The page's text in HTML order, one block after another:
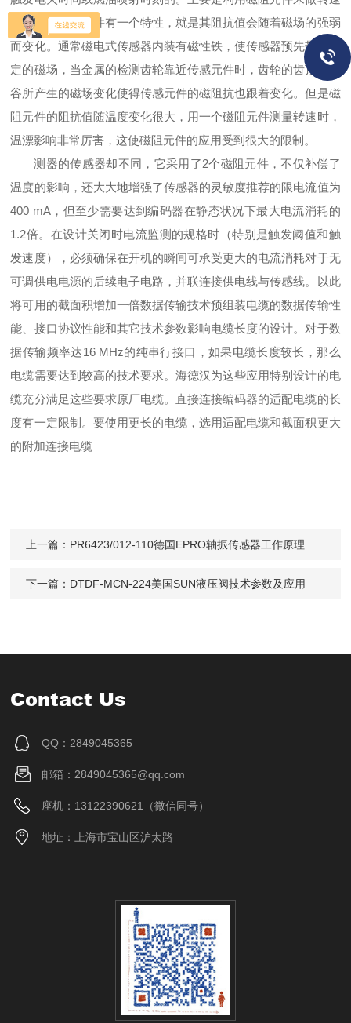
测量的。磁阻元件有一个特性，就是其阻抗值会随着磁场的强弱
而变化。通常磁电式传感器内装有磁性铁，使传感器预先带有一
定的磁场，当金属的检测齿轮靠近传感元件时，齿轮的齿顶与齿
谷所产生的磁场变化使得传感元件的磁阻抗也跟着变化。但是磁
阻元件的阻抗值随温度变化很大，用一个磁阻元件测量转速时，
温漂影响非常厉害，这使磁阻元件的应用受到很大的限制。
测器的传感器却不同，它采用了2个磁阻元件，不仅补偿了
温度的影响，还大大地增强了传感器的灵敏度推荐的限电流值为
400 mA，但至少需要达到编码器在静态状况下最大电流消耗的
1.2倍。在设计关闭时电流监测的规格时（特别是触发阈值和触
发速度），必须确保在开机的瞬间可承受更大的电流消耗对于无
可调供电电源的后续电子电路，并联连接供电线与传感线。以此
将可用的截面积增加一倍数据传输技术预组装电缆的数据传输性
能、接口协议性能和其它技术参数影响电缆长度的设计。对于数
据传输频率达16 MHz的纯串行接口，如果电缆长度较长，那么
电缆需要达到较高的技术要求。海德汉为这些应用特别设计的电
缆充分满足这些要求原厂电缆。直接连接编码器的适配电缆的长
度有一定限制。要使用更长的电缆，选用适配电缆和截面积更大
的附加连接电缆
上一篇： PR6423/012-110德国EPRO轴振传感器工作原理
下一篇： DTDF-MCN-224美国SUN液压阀技术参数及应用
Contact Us
QQ：2849045365
邮箱：2849045365@qq.com
座机：13122390621（微信同号）
地址：上海市宝山区沪太路